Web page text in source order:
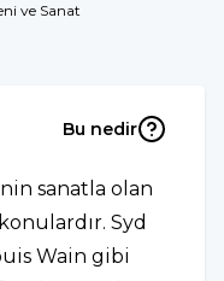
ve Sanat
Bu nedir
sanatla olan
Syd
Wain gibi